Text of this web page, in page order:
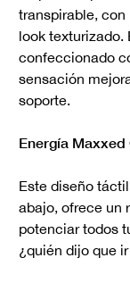
transpirable,
look texturizado.
confeccionado
sensación
soporte.
Energía Maxxed
Este diseño
abajo, ofrece un
potenciar todos
¿quién dijo que